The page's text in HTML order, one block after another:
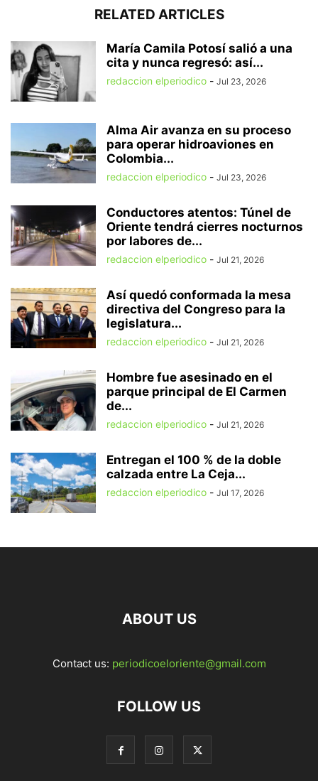
RELATED ARTICLES
María Camila Potosí salió a una
cita y nunca regresó: así...
redaccion elperiodico - Jul 23, 2026
Alma Air avanza en su proceso
para operar hidroaviones en
Colombia...
redaccion elperiodico - Jul 23, 2026
Conductores atentos: Túnel de
Oriente tendrá cierres nocturnos
por labores de...
redaccion elperiodico - Jul 21, 2026
Así quedó conformada la mesa
directiva del Congreso para la
legislatura...
redaccion elperiodico - Jul 21, 2026
Hombre fue asesinado en el
parque principal de El Carmen
de...
redaccion elperiodico - Jul 21, 2026
Entregan el 100 % de la doble
calzada entre La Ceja...
redaccion elperiodico - Jul 17, 2026
ABOUT US
Contact us: periodicoeloriente@gmail.com
FOLLOW US